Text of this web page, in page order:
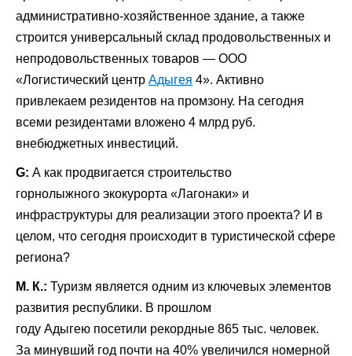
административно-хозяйственное здание, а также
строится универсальный склад продовольственных и
непродовольственных товаров — ООО
«Логистический центр Адыгея 4». Активно
привлекаем резидентов на промзону. На сегодня
всеми резидентами вложено 4 млрд руб.
внебюджетных инвестиций.
G: А как продвигается строительство
горнолыжного экокурорта «Лагонаки» и
инфраструктуры для реализации этого проекта? И в
целом, что сегодня происходит в туристической сфере
региона?
М. К.: Туризм является одним из ключевых элементов
развития республики. В прошлом
году Адыгею посетили рекордные 865 тыс. человек.
За минувший год почти на 40% увеличился номерной